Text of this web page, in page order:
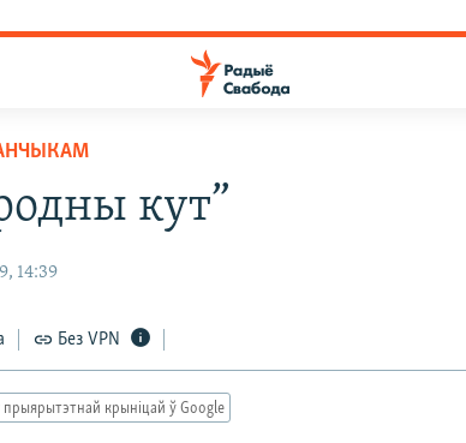
кут”
14:39
Без VPN
прыярытэтнай крыніцай ў Google